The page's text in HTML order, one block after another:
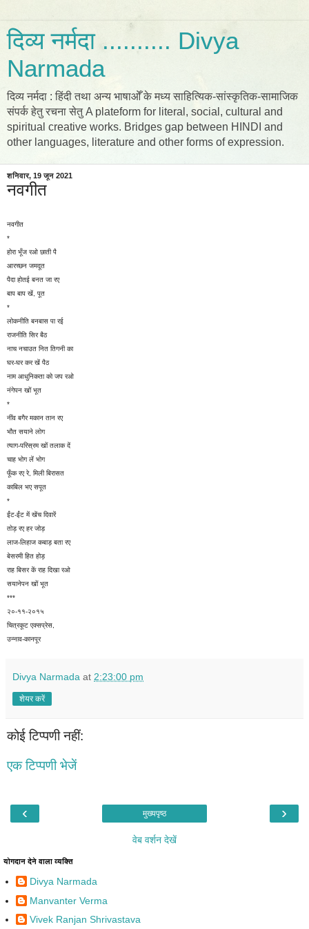
दिव्य नर्मदा .......... Divya
Narmada
दिव्य नर्मदा : हिंदी तथा अन्य भाषाओँ के मध्य साहित्यिक-सांस्कृतिक-सामाजिक
संपर्क हेतु रचना सेतु A plateform for literal, social, cultural and
spiritual creative works. Bridges gap between HINDI and
other languages, literature and other forms of expression.
शनिवार, 19 जून 2021
नवगीत
नवगीत
*
होरा भूँज रओ छाती पै
आरच्छन जमदूत
पैदा होतई बनत जा रए
बाप बाप खें, पूत
*
लोकनीति बनबास पा रई
राजनीति सिर बैठ
नाच नचाउत नित तिगनी का
घर-घर कर खें पैठ
नाम आधुनिकता को जप रओ
नंगेपन खों भूत
*
नींव बगैर मकान तान रए
भौत सयाने लोग
त्याग-परिस्रम खों तलाक दें
चाह भोग लें भोग
फूँक रए रे, मिली बिरासत
काबिल भए सपूत
*
ईंट-ईंट में खेंच दिवारें
तोड़ रए हर जोड़
लाज-लिहाज कबाड़ बता रए
बेसरमी हित होड़
राह बिसर कें राह दिखा रओ
सयानेपन खों भूत
***
२०-११-२०१५
चित्रकूट एक्सप्रेस,
उन्नाव-कानपूर
Divya Narmada at 2:23:00 pm
शेयर करें
कोई टिप्पणी नहीं:
एक टिप्पणी भेजें
‹ ›
मुख्यपृष्ठ
वेब वर्शन देखें
योगदान देने वाला व्यक्ति
Divya Narmada
Manvanter Verma
Vivek Ranjan Shrivastava